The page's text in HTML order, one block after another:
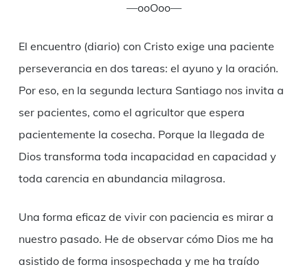
—ooOoo—
El encuentro (diario) con Cristo exige una paciente
perseverancia en dos tareas: el ayuno y la oración.
Por eso, en la segunda lectura Santiago nos invita a
ser pacientes, como el agricultor que espera
pacientemente la cosecha. Porque la llegada de
Dios transforma toda incapacidad en capacidad y
toda carencia en abundancia milagrosa.
Una forma eficaz de vivir con paciencia es mirar a
nuestro pasado. He de observar cómo Dios me ha
asistido de forma insospechada y me ha traído